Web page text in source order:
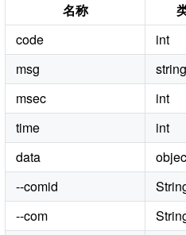
名称
code
int
msg
string
msec
int
time
int
data
--comid
--com